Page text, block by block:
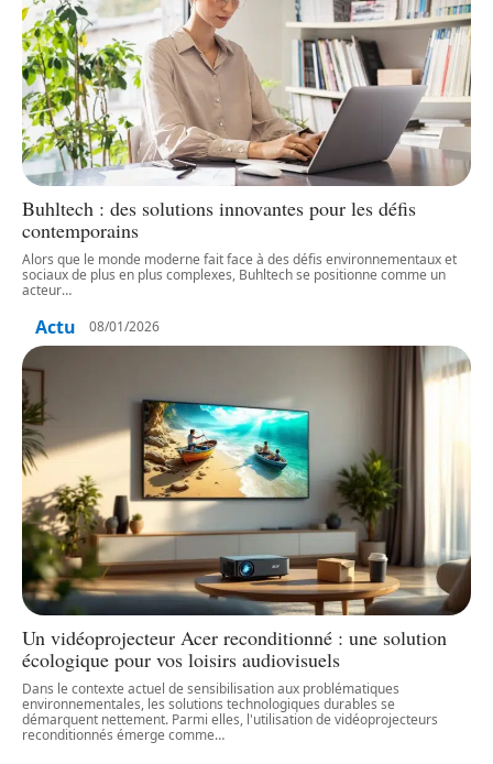
Buhltech : des solutions innovantes pour les défis
contemporains
Alors que le monde moderne fait face à des défis environnementaux et
sociaux de plus en plus complexes, Buhltech se positionne comme un
acteur…
Actu 08/01/2026
Un vidéoprojecteur Acer reconditionné : une solution
écologique pour vos loisirs audiovisuels
Dans le contexte actuel de sensibilisation aux problématiques
environnementales, les solutions technologiques durables se
démarquent nettement. Parmi elles, l'utilisation de vidéoprojecteurs
reconditionnés émerge comme…